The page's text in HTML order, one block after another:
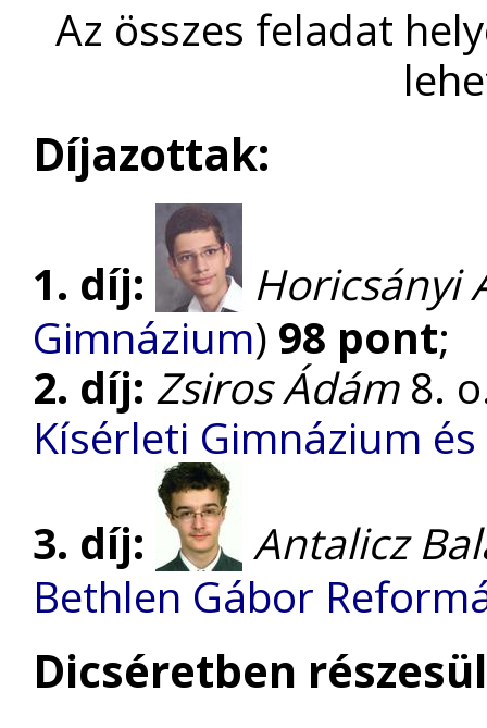
Az összes feladat
Díjazottak:
1. díj:
Horicsányi
Gimnázium) 98 pont;
2. díj: Zsiros Ádám8.
Kísérleti Gimnázium
3. díj:
Antalicz
Bethlen Gábor
Dicséretben